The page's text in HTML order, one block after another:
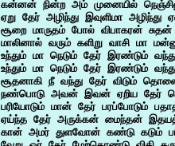
கன்னன் நின்ற அம் முனையில்
ஏறு தேர் அழிந்து இவுளிமா
சூறை மாருதம் போல் விபாகரன்
மாலினால் வரும் களிறு வாசி மா
உந்தும் மா நெடும் தேர் இரண்டும்
உந்தும் மா நெடும் தேர் இரண்டும்
சூதனாகி நீ வந்து தேர் விடும்
நண்பொடு அவன் இவன் ஏறிய தேர்
பரியோடும் மான் தேர் பரப்போடும்
ஏய்ந்த தேர் அருக்கன் மைந்தன்
கான் அமர் துளவோன் கண்டு கடும்